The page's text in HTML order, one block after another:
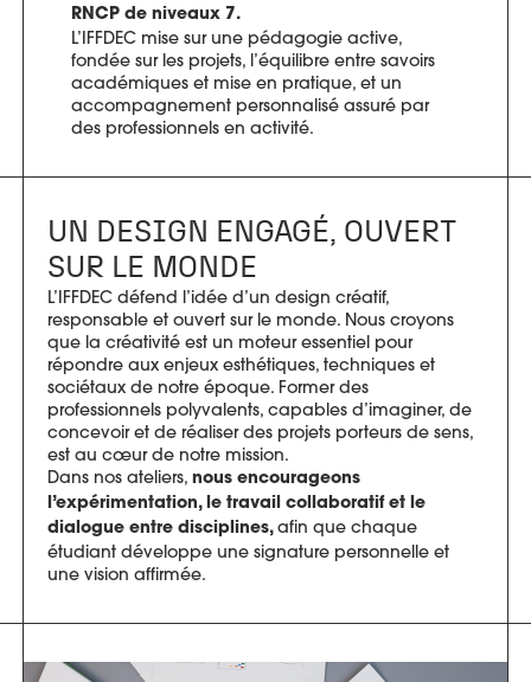
RNCP de niveaux 7.
L’IFFDEC mise sur une pédagogie active,
fondée sur les projets, l’équilibre entre savoirs
académiques et mise en pratique, et un
accompagnement personnalisé assuré par
des professionnels en activité.
UN DESIGN ENGAGÉ, OUVERT
SUR LE MONDE
L’IFFDEC défend l’idée d’un design créatif,
responsable et ouvert sur le monde. Nous croyons
que la créativité est un moteur essentiel pour
répondre aux enjeux esthétiques, techniques et
sociétaux de notre époque. Former des
professionnels polyvalents, capables d’imaginer, de
concevoir et de réaliser des projets porteurs de sens,
est au cœur de notre mission.
Dans nos ateliers, nous encourageons
l’expérimentation, le travail collaboratif et le
dialogue entre disciplines, afin que chaque
étudiant développe une signature personnelle et
une vision affirmée.